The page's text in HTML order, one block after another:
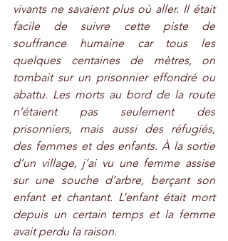
vivants ne savaient plus où aller. Il était
facile de suivre cette piste de
souffrance humaine car tous les
quelques centaines de mètres, on
tombait sur un prisonnier effondré ou
abattu. Les morts au bord de la route
n’étaient pas seulement des
prisonniers, mais aussi des réfugiés,
des femmes et des enfants. À la sortie
d’un village, j’ai vu une femme assise
sur une souche d’arbre, berçant son
enfant et chantant. L’enfant était mort
depuis un certain temps et la femme
avait perdu la raison.